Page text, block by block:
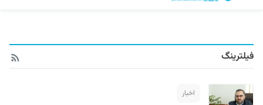
فیلترینگ
اخبار